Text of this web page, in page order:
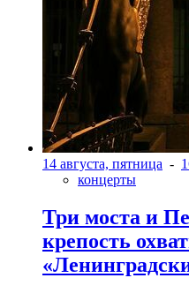
14 августа, пятница -
концерты
Три моста и
крепость